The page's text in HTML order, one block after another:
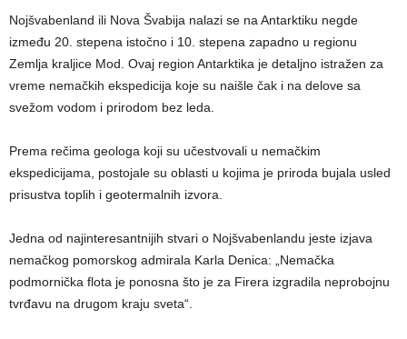
Nojšvabenland ili Nova Švabija nalazi se na Antarktiku negde
između 20. stepena istočno i 10. stepena zapadno u regionu
Zemlja kraljice Mod. Ovaj region Antarktika je detaljno istražen za
vreme nemačkih ekspedicija koje su naišle čak i na delove sa
svežom vodom i prirodom bez leda.
Prema rečima geologa koji su učestvovali u nemačkim
ekspedicijama, postojale su oblasti u kojima je priroda bujala usled
prisustva toplih i geotermalnih izvora.
Jedna od najinteresantnijih stvari o Nojšvabenlandu jeste izjava
nemačkog pomorskog admirala Karla Denica: „Nemačka
podmornička flota je ponosna što je za Firera izgradila neprobojnu
tvrđavu na drugom kraju sveta“.